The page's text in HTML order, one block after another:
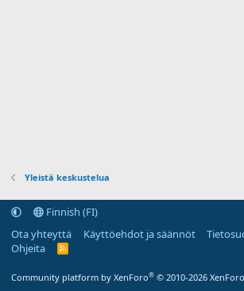
Yleistä keskustelua
Finnish (FI)
Ota yhteyttä
Käyttöehdot ja säännöt
Ohjeita
R
Community platform by XenForo® © 2010-2026